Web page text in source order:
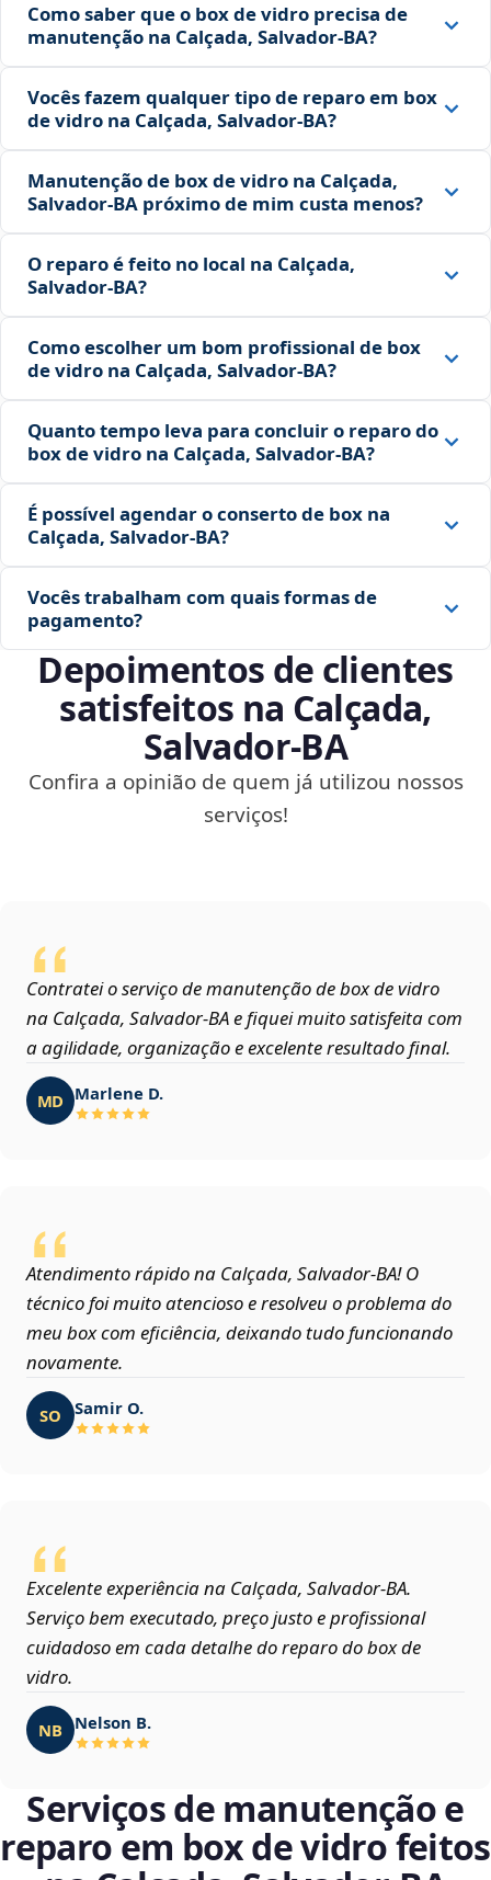
Como saber que o box de vidro precisa de
manutenção na Calçada, Salvador‑BA?
Vocês fazem qualquer tipo de reparo em box
de vidro na Calçada, Salvador‑BA?
Manutenção de box de vidro na Calçada,
Salvador‑BA próximo de mim custa menos?
O reparo é feito no local na Calçada,
Salvador‑BA?
Como escolher um bom profissional de box
de vidro na Calçada, Salvador‑BA?
Quanto tempo leva para concluir o reparo do
box de vidro na Calçada, Salvador‑BA?
É possível agendar o conserto de box na
Calçada, Salvador‑BA?
Vocês trabalham com quais formas de
pagamento?
Depoimentos de clientes
satisfeitos na Calçada,
Salvador‑BA
Confira a opinião de quem já utilizou nossos
serviços!
Contratei o serviço de manutenção de box de vidro
na Calçada, Salvador‑BA e fiquei muito satisfeita com
a agilidade, organização e excelente resultado final.
MD Marlene D.
Atendimento rápido na Calçada, Salvador‑BA! O
técnico foi muito atencioso e resolveu o problema do
meu box com eficiência, deixando tudo funcionando
novamente.
SO Samir O.
Excelente experiência na Calçada, Salvador‑BA.
Serviço bem executado, preço justo e profissional
cuidadoso em cada detalhe do reparo do box de
vidro.
NB Nelson B.
Serviços de manutenção e
reparo em box de vidro feitos